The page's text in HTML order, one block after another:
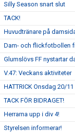
Silly Season snart slut
TACK!
Huvudtränare på
Dam- och flickfotbollen
Glumslövs FF nystartar
V.47: Veckans aktiviteter
HATTRICK Onsdag 20/11
TACK FÖR BIDRAGET!
Herrarna upp i div 4!
Styrelsen informerar!